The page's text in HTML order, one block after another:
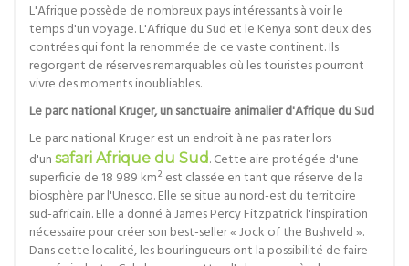
L'Afrique possède de nombreux pays intéressants à voir le
temps d'un voyage. L'Afrique du Sud et le Kenya sont deux des
contrées qui font la renommée de ce vaste continent. Ils
regorgent de réserves remarquables où les touristes pourront
vivre des moments inoubliables.
Le parc national Kruger, un sanctuaire animalier d'Afrique du Sud
Le parc national Kruger est un endroit à ne pas rater lors
d'un safari Afrique du Sud. Cette aire protégée d'une
superficie de 18 989 km² est classée en tant que réserve de la
biosphère par l'Unesco. Elle se situe au nord-est du territoire
sud-africain. Elle a donné à James Percy Fitzpatrick l'inspiration
nécessaire pour créer son best-seller « Jock of the Bushveld ».
Dans cette localité, les bourlingueurs ont la possibilité de faire